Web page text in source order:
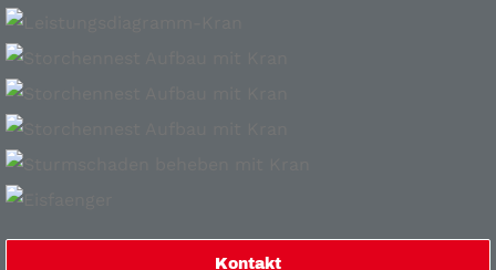
Kontakt